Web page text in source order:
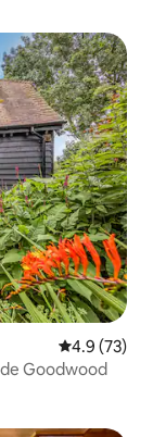
Calificación
4.9 (73)
Goodwood